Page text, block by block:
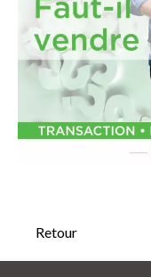
Retour